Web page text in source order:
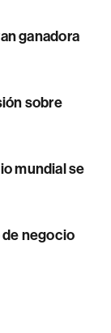
ganadora
sobre
mundial se
negocio